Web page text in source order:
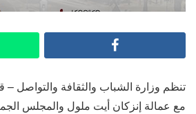
تنظم وزارة الشباب والثقافة والتواصل –
مع عمالة إنزكان أيت ملول والمجلس